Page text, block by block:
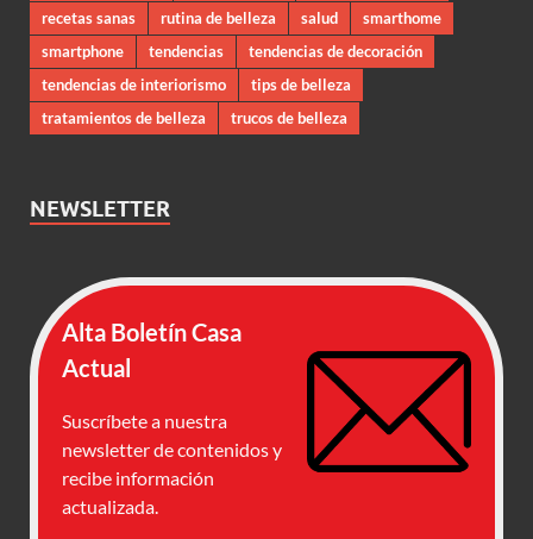
recetas sanas rutina de belleza salud
smarthome
smartphone
tendencias
tendencias de decoración
tendencias de interiorismo
tips de belleza
tratamientos de belleza
trucos de belleza
NEWSLETTER
Alta Boletín Casa
Actual
Suscríbete a nuestra
newsletter de contenidos y
recibe información
actualizada.